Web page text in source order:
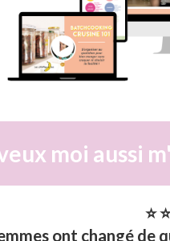
moi aussi
⭐
ont changé de